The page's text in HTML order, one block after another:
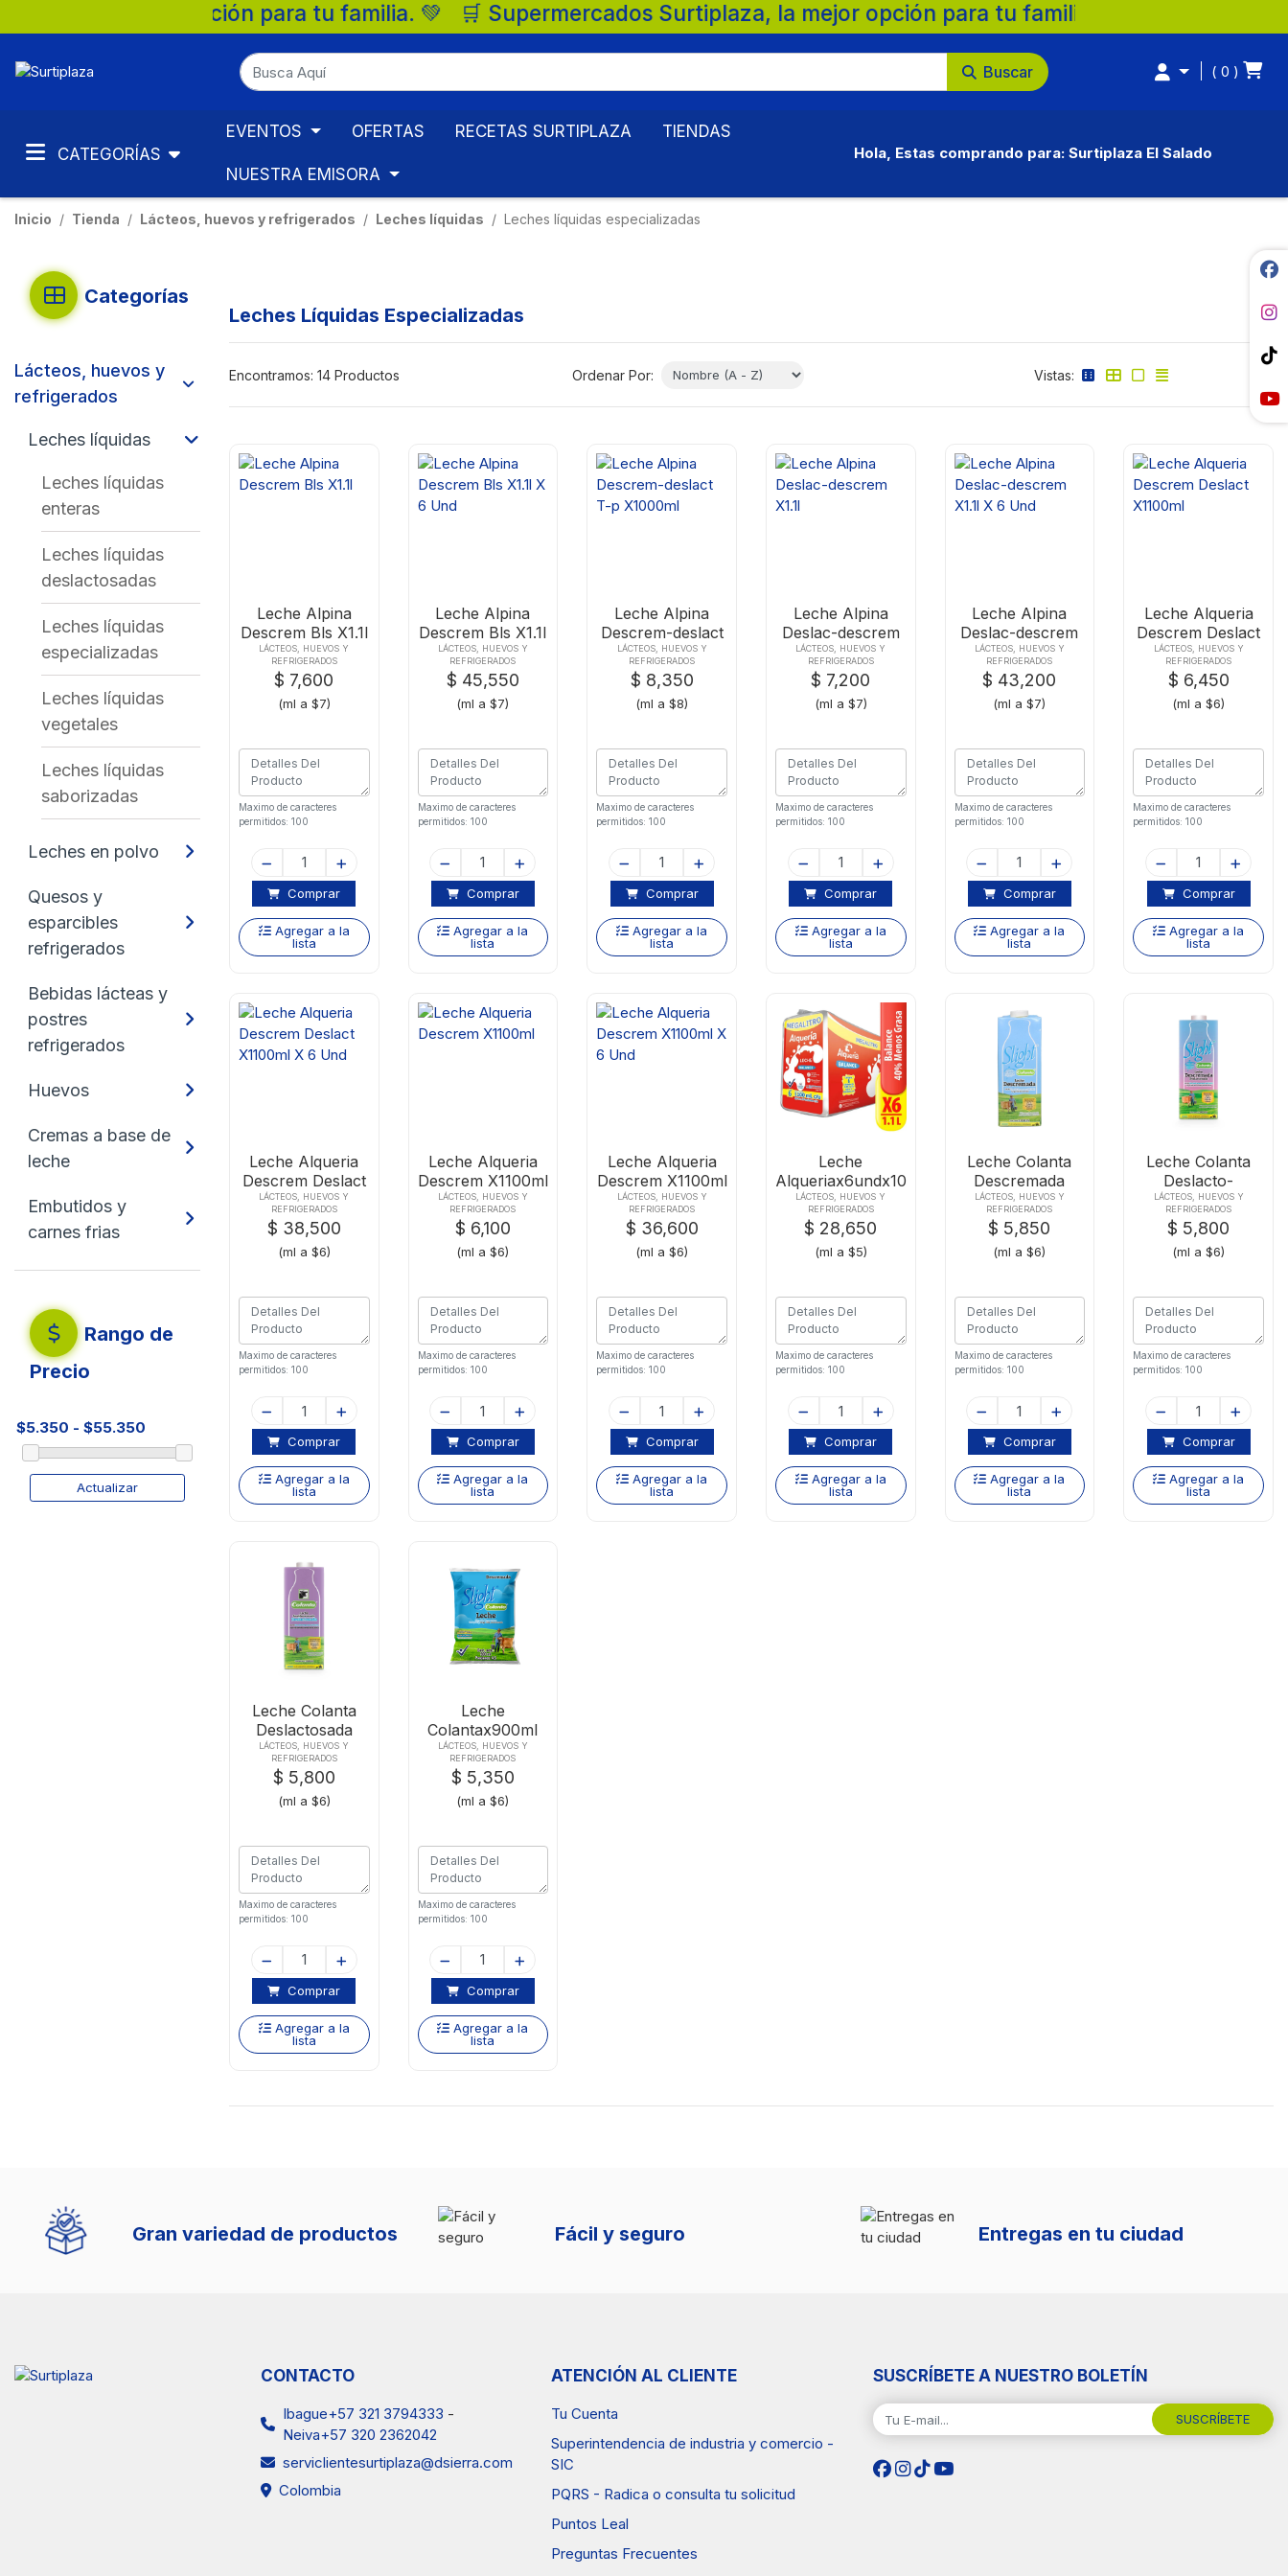
tu familia. 💚 🛒 Supermercados Surtiplaza, la mejor opción para tu familia. 💚 🛒 Supermercados Surtiplaza, la
Buscar 0
CATEGORÍAS
EVENTOS OFERTAS RECETAS SURTIPLAZA TIENDAS
NUESTRA EMISORA
Hola, Estas comprando para: Surtiplaza El Salado
Inicio Tienda Lácteos, huevos y refrigerados Leches líquidas Leches líquidas especializadas
Categorías
Lácteos, huevos y
refrigerados
Leches líquidas
Leches líquidas
enteras
Leches líquidas
deslactosadas
Leches líquidas
especializadas
Leches líquidas
vegetales
Leches líquidas
saborizadas
Leches en polvo
Quesos y
esparcibles
refrigerados
Bebidas lácteas y
postres
refrigerados
Huevos
Cremas a base de
leche
Embutidos y
carnes frias
Rango de
Precio
Actualizar
Leches Líquidas Especializadas
Encontramos: 14 Productos Ordenar Por: Vistas:
Leche Alpina
Descrem Bls X1.1l
LÁCTEOS, HUEVOS Y
REFRIGERADOS
$ 7,600
(ml a $7)
Maximo de caracteres
permitidos: 100
Comprar
Agregar a la
lista
Leche Alpina
Descrem Bls X1.1l
X 6 Und
LÁCTEOS, HUEVOS Y
REFRIGERADOS
$ 45,550
(ml a $7)
Maximo de caracteres
permitidos: 100
Comprar
Agregar a la
lista
Leche Alpina
Descrem-deslact
T-p X1000ml
LÁCTEOS, HUEVOS Y
REFRIGERADOS
$ 8,350
(ml a $8)
Maximo de caracteres
permitidos: 100
Comprar
Agregar a la
lista
Leche Alpina
Deslac-descrem
X1.1l
LÁCTEOS, HUEVOS Y
REFRIGERADOS
$ 7,200
(ml a $7)
Maximo de caracteres
permitidos: 100
Comprar
Agregar a la
lista
Leche Alpina
Deslac-descrem
X1.1l X 6 Und
LÁCTEOS, HUEVOS Y
REFRIGERADOS
$ 43,200
(ml a $7)
Maximo de caracteres
permitidos: 100
Comprar
Agregar a la
lista
Leche Alqueria
Descrem Deslact
X1100ml
LÁCTEOS, HUEVOS Y
REFRIGERADOS
$ 6,450
(ml a $6)
Maximo de caracteres
permitidos: 100
Comprar
Agregar a la
lista
Leche Alqueria
Descrem Deslact
X1100ml X 6 Und
LÁCTEOS, HUEVOS Y
REFRIGERADOS
$ 38,500
(ml a $6)
Maximo de caracteres
permitidos: 100
Comprar
Agregar a la
lista
Leche Alqueria
Descrem X1100ml
LÁCTEOS, HUEVOS Y
REFRIGERADOS
$ 6,100
(ml a $6)
Maximo de caracteres
permitidos: 100
Comprar
Agregar a la
lista
Leche Alqueria
Descrem X1100ml
X 6 Und
LÁCTEOS, HUEVOS Y
REFRIGERADOS
$ 36,600
(ml a $6)
Maximo de caracteres
permitidos: 100
Comprar
Agregar a la
lista
Leche
Alqueriax6undx1000ml
Semi Sixpack
LÁCTEOS, HUEVOS Y
REFRIGERADOS
$ 28,650
(ml a $5)
Maximo de caracteres
permitidos: 100
Comprar
Agregar a la
lista
Leche Colanta
Descremada
Slight X1000ml
LÁCTEOS, HUEVOS Y
REFRIGERADOS
$ 5,850
(ml a $6)
Maximo de caracteres
permitidos: 100
Comprar
Agregar a la
lista
Leche Colanta
Deslacto-
descrema
X1000ml
LÁCTEOS, HUEVOS Y
REFRIGERADOS
$ 5,800
(ml a $6)
Maximo de caracteres
permitidos: 100
Comprar
Agregar a la
lista
Leche Colanta
Deslactosada
Semide X1000ml
LÁCTEOS, HUEVOS Y
REFRIGERADOS
$ 5,800
(ml a $6)
Maximo de caracteres
permitidos: 100
Comprar
Agregar a la
lista
Leche
Colantax900ml
Uht Slight Descr
Bls
LÁCTEOS, HUEVOS Y
REFRIGERADOS
$ 5,350
(ml a $6)
Maximo de caracteres
permitidos: 100
Comprar
Agregar a la
lista
Fácil y seguro Entregas en tu ciudad Medios de pago
CONTACTO
Ibague+57 321 3794333 -
Neiva+57 320 2362042
serviclientesurtiplaza@dsierra.com
Colombia
ATENCIÓN AL CLIENTE
Tu Cuenta
Superintendencia de industria y comercio -
SIC
PQRS - Radica o consulta tu solicitud
Puntos Leal
Preguntas Frecuentes
SUSCRÍBETE A NUESTRO BOLETÍN
SUSCRÍBETE